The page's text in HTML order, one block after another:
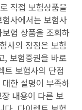
직접 보험상품을
사에서는 보험사
험 상품을 조회하
사의 장점은 보험
, 보험증권을 바로
트 보험사의 단점
한 설명이 부족하
내용이 다른 보